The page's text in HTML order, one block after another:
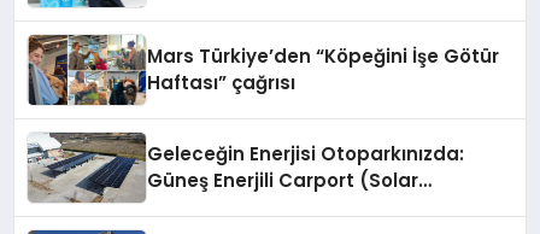
Mars Türkiye’den “Köpeğini İşe Götür
Haftası” çağrısı
Geleceğin Enerjisi Otoparkınızda:
Güneş Enerjili Carport (Solar